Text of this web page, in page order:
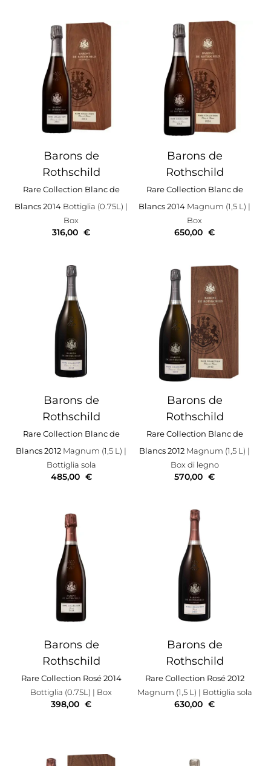
Barons de
Rothschild
Rare Collection Blanc de
Blancs 2014 Bottiglia (0.75L) |
Box
316,00 €
Barons de
Rothschild
Rare Collection Blanc de
Blancs 2014 Magnum (1,5 L) |
Box
650,00 €
Barons de
Rothschild
Rare Collection Blanc de
Blancs 2012 Magnum (1,5 L) |
Bottiglia sola
485,00 €
Barons de
Rothschild
Rare Collection Blanc de
Blancs 2012 Magnum (1,5 L) |
Box di legno
570,00 €
Barons de
Rothschild
Rare Collection Rosé 2014
Bottiglia (0.75L) | Box
398,00 €
Barons de
Rothschild
Rare Collection Rosé 2012
Magnum (1,5 L) | Bottiglia sola
630,00 €